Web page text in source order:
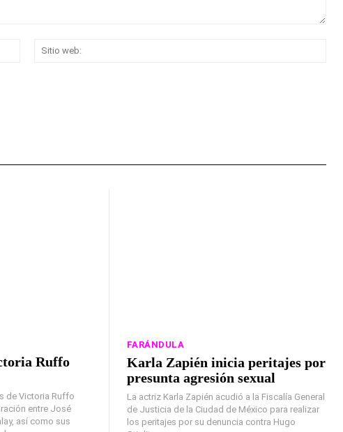
Correo
Ruffo
de Victoria Ruffo
entre José
así como sus
FARÁNDULA
Karla Zapién inicia peritajes por
presunta agresión sexual
La actriz Karla Zapién acudió a la Fiscalía General
de Justicia de la Ciudad de México para realizar
los peritajes por su denuncia contra Hugo